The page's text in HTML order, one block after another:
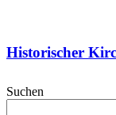
Historischer
Suchen